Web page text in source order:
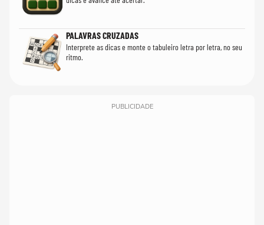
PALAVRAS CRUZADAS
Interprete as dicas e monte o tabuleiro letra por letra, no seu
ritmo.
PUBLICIDADE